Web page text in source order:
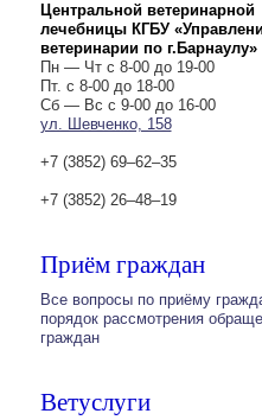
Центральной ветеринарной
лечебницы КГБУ
ветеринарии по г.Барнаулу»
Пн — Чт с 8-00 до 19-00
Пт. с 8-00 до 18-00
Сб — Вс с 9-00 до 16-00
ул. Шевченко, 158
+7 (3852) 69‒62‒35
+7 (3852) 26‒48‒19
Приём граждан
Все вопросы по приёму
порядок рассмотрения
граждан
Ветуслуги